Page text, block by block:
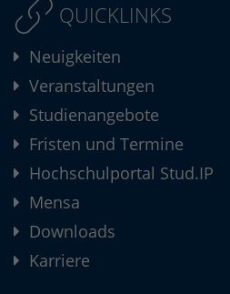
QUICKLINKS
Neuigkeiten
Veranstaltungen
Studienangebote
Fristen und Termine
Hochschulportal Stud.IP
Mensa
Downloads
Karriere